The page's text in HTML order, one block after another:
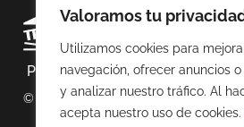
Valoramos tu
Utilizamos cookies para
navegación, ofrecer anuncios
y analizar nuestro tráfico. Al
acepta nuestro uso de cookies.
Política de privacidad
© 2025 Esto no es un museo